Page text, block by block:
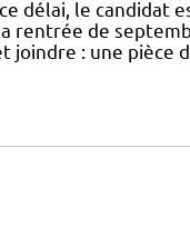
délai, le candidat
rentrée de
joindre : une pièce